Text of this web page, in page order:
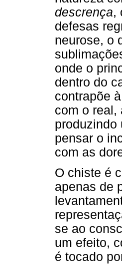
descrença,
defesas
neurose, o
onde o
dentro do
contrapõe
com o real,
produzindo
pensar o
com as
O chiste é
apenas de
se ao
um efeito,
é tocado